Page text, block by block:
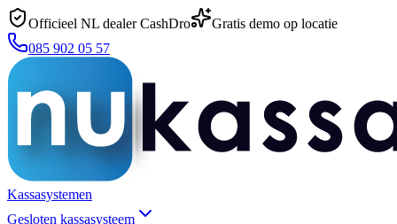
Officieel NL dealer CashDro
Gratis demo op locatie
085 902 05 57
Kassasystemen
Gesloten kassasysteem